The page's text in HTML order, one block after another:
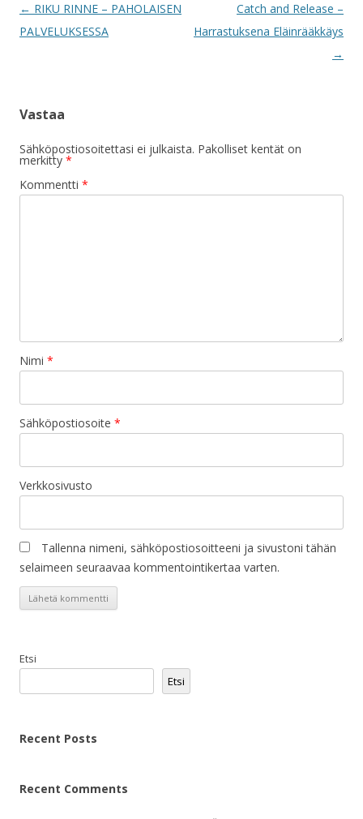
Artikkelien
selaus
← RIKU RINNE – PAHOLAISEN
PALVELUKSESSA
Catch and Release –
Harrastuksena Eläinrääkkäys
→
Vastaa
Sähköpostiosoitettasi ei julkaista. Pakolliset kentät on
merkitty *
Kommentti *
Nimi *
Sähköpostiosoite *
Verkkosivusto
Tallenna nimeni, sähköpostiosoitteeni ja sivustoni tähän
selaimeen seuraavaa kommentointikertaa varten.
Etsi
Etsi
Recent Posts
Recent Comments